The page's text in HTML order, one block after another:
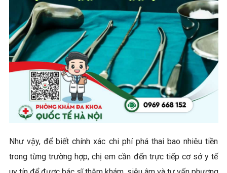
Như vậy, để biết chính xác chi phí phá thai bao nhiêu tiền
trong từng trường hợp, chị em cần đến trực tiếp cơ sở y tế